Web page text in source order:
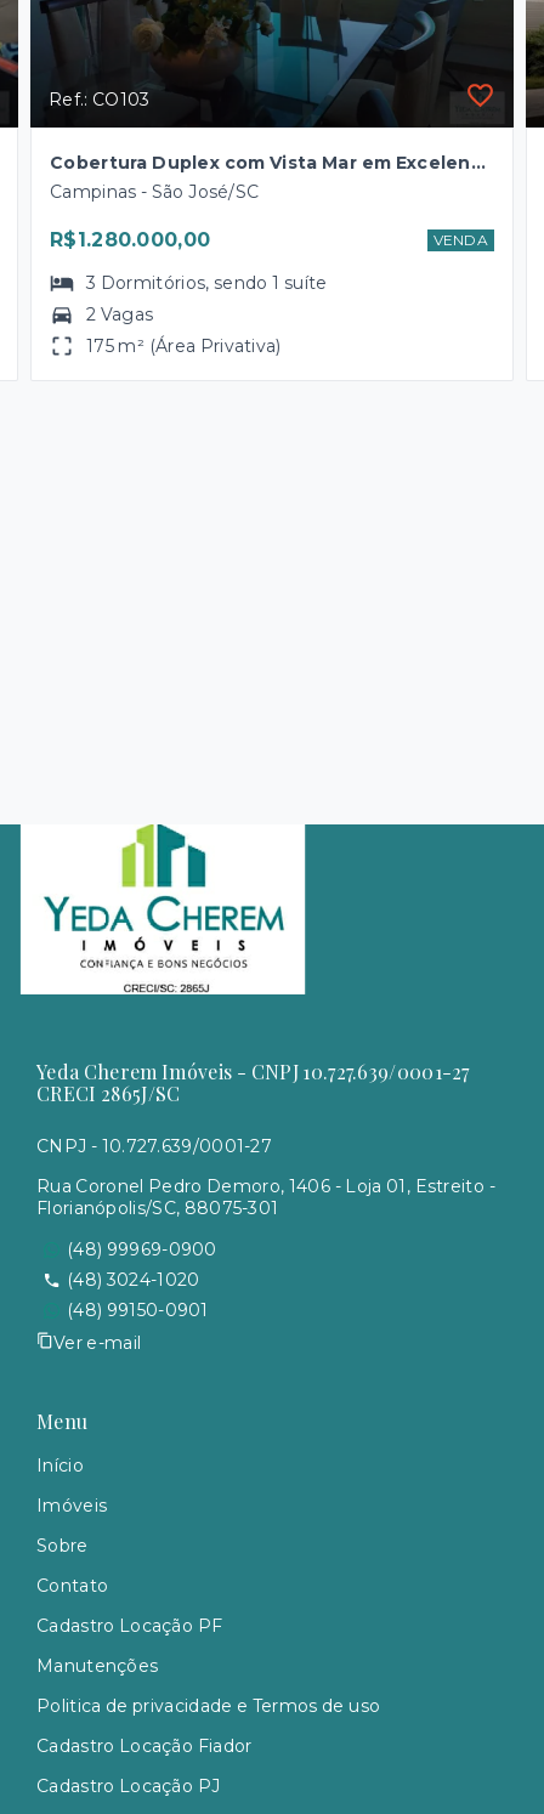
Ref.: CO103
Cobertura Duplex com Vista Mar em Excelente Localização
Campinas - São José/SC
R$1.280.000,00 VENDA
3 Dormitórios, sendo1 suíte
2 Vagas
175 m² (Área Privativa)
Yeda Cherem Imóveis - CNPJ 10.727.639/0001-27
CRECI 2865J/SC
CNPJ - 10.727.639/0001-27
Rua Coronel Pedro Demoro, 1406 - Loja 01, Estreito -
Florianópolis/SC, 88075-301
(48) 99969-0900
(48) 3024-1020
(48) 99150-0901
Ver e-mail
Menu
Início
Imóveis
Sobre
Contato
Cadastro Locação PF
Manutenções
Politica de privacidade e Termos de uso
Cadastro Locação Fiador
Cadastro Locação PJ